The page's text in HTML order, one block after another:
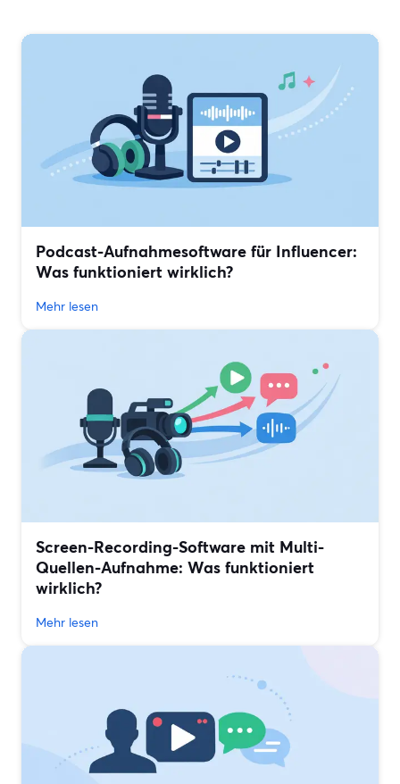
Podcast-Aufnahmesoftware für Influencer:
Was funktioniert wirklich?
Mehr lesen
Screen-Recording-Software mit Multi-
Quellen-Aufnahme: Was funktioniert
wirklich?
Mehr lesen